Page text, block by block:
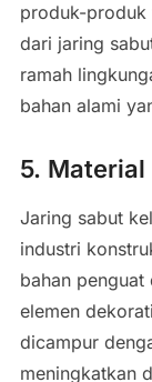
produk-produk
dari jaring
ramah
bahan alami
5. Material
Jaring sabut
industri
bahan
elemen
dicampur
meningkatkan